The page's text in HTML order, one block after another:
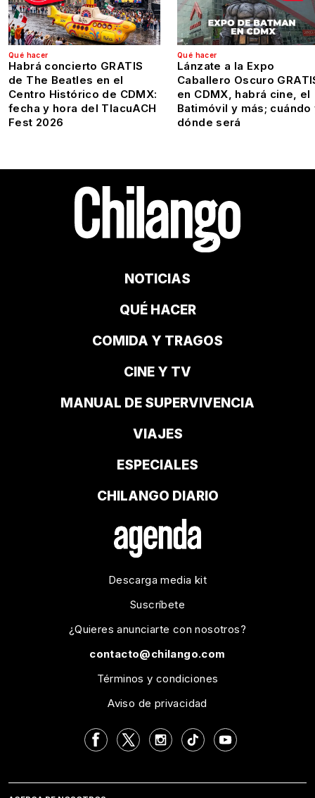
Qué hacer
Habrá concierto GRATIS
de The Beatles en el
Centro Histórico de CDMX:
fecha y hora del TlacuACH
Fest 2026
Qué hacer
Lánzate a la Expo
Caballero Oscuro
en CDMX, habrá cine, el
Batimóvil y más; cuándo
dónde será
NOTICIAS
QUÉ HACER
COMIDA Y TRAGOS
CINE Y TV
MANUAL DE SUPERVIVENCIA
VIAJES
ESPECIALES
CHILANGO DIARIO
Descarga media kit
Suscríbete
¿Quieres anunciarte con nosotros?
contacto@chilango.com
Términos y condiciones
Aviso de privacidad